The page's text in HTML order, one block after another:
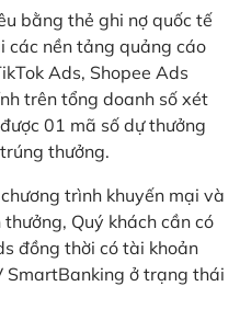
bằng thẻ ghi nợ quốc tế
các nền tảng quảng cáo
Ads, Shopee Ads
trên tổng doanh số xét
01 mã số dự thưởng
thưởng.
trình khuyến mại và
Quý khách cần có
đồng thời có tài khoản
SmartBanking ở trạng thái